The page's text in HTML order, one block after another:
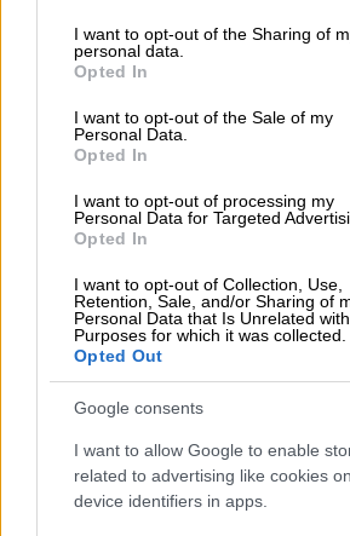
not limited to your visit or usage
grant or deny consent to Google and its
use your data for below specified
consent section.
I want to opt-out of the Sharing of
personal data.
Opted In
I want to opt-out of the Sale of my
Personal Data.
Opted In
I want to opt-out of processing my
Personal Data for Targeted
Opted In
I want to opt-out of Collection, Use,
Retention, Sale, and/or Sharing of
Personal Data that Is Unrelated
Purposes for which it was collected.
Opted Out
Google consents
I want to allow Google to enable
related to advertising like cookies
device identifiers in apps.
Το πρώτο και πιο γνωστό του
περιγράφονται τα
προέβαινε η Χούντα των
Συνταγματαρχών και η
εμπειρία. Αρχικά
αργότερα μεταφράστηκε σε
γλώσσες. Έκτοτε έχει
βιβλία, όπως Αριστερή
Παράπλευρες καθημερινές
Γυναίκες ευσεβείς του
βία είναι πάντοτε
του περιθωρίου. Εκτός από
συγγράψει και θεατρικά (πχ.
και παιδικά έργα.